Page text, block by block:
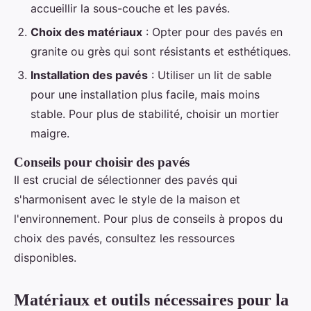
accueillir la sous-couche et les pavés.
Choix des matériaux : Opter pour des pavés en
granite ou grès qui sont résistants et esthétiques.
Installation des pavés : Utiliser un lit de sable
pour une installation plus facile, mais moins
stable. Pour plus de stabilité, choisir un mortier
maigre.
Conseils pour choisir des pavés
Il est crucial de sélectionner des pavés qui
s'harmonisent avec le style de la maison et
l'environnement. Pour plus de conseils à propos du
choix des pavés, consultez les ressources
disponibles.
Matériaux et outils nécessaires pour la